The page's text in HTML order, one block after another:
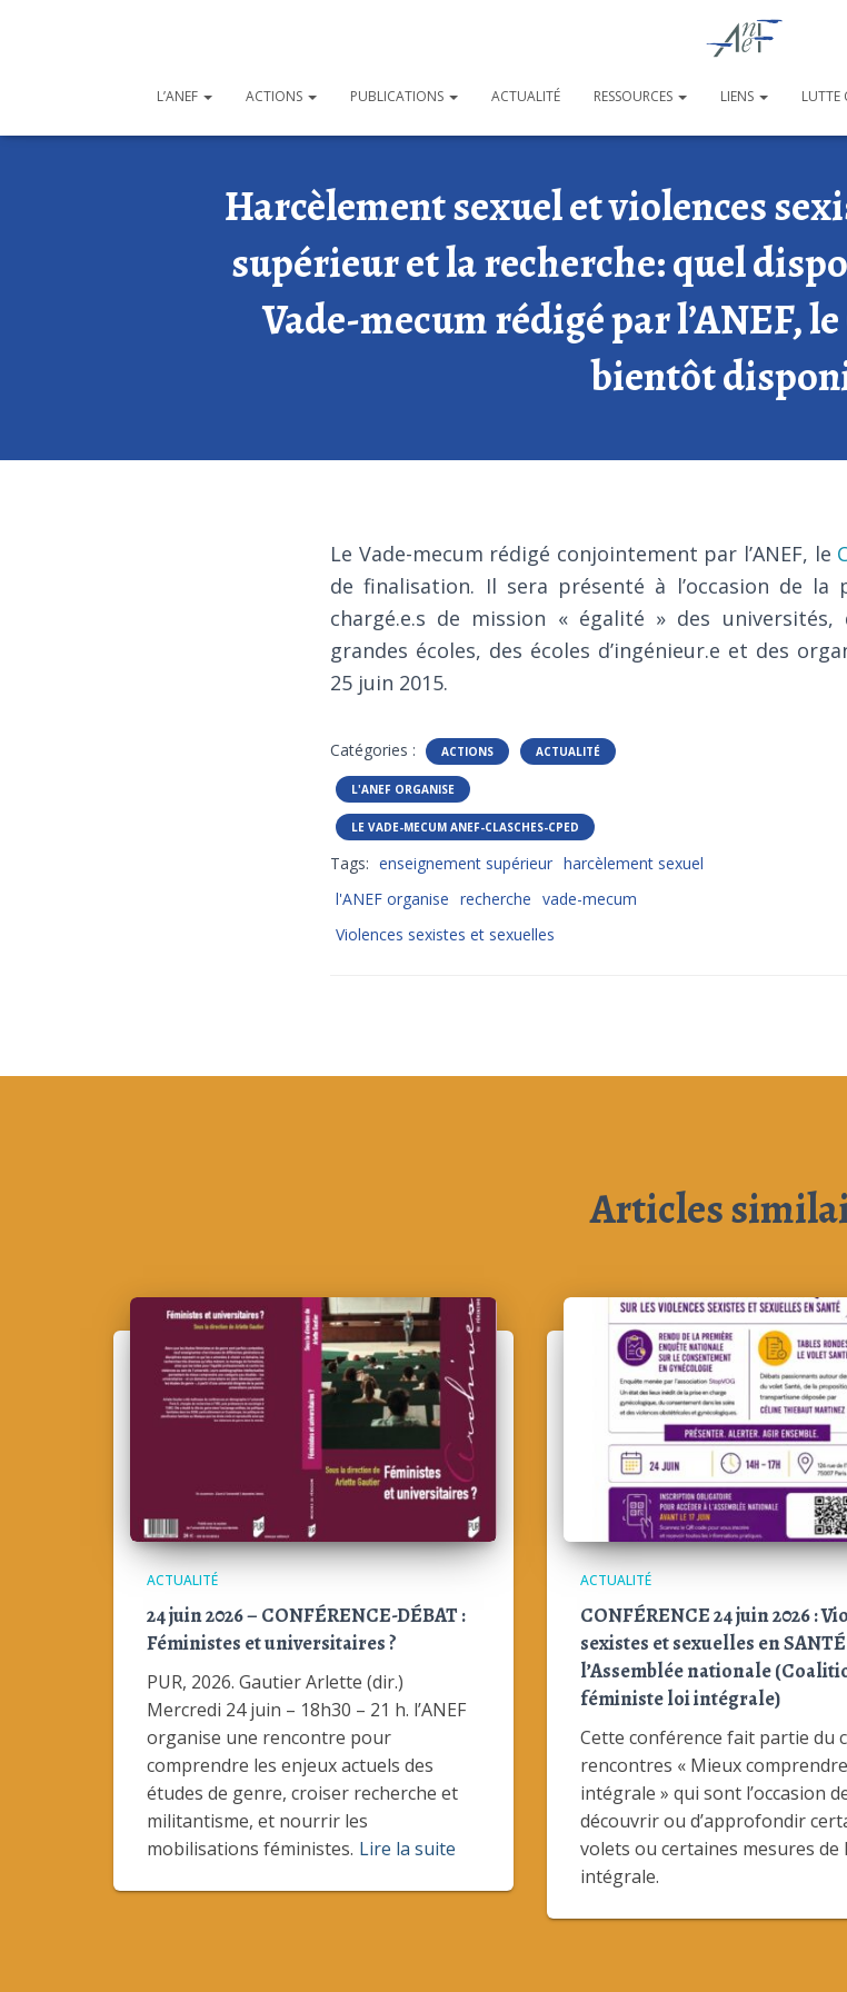
L’ANEF ACTIONS PUBLICATIONS ACTUALITÉ RESSOURCES LIENS LUTTE
Harcèlement sexuel et violences
supérieur et la recherche: quel
Vade-mecum rédigé par l’ANEF,
bientôt
Le Vade-mecum rédigé conjointement par l’ANEF, le
de finalisation. Il sera présenté à l’occasion de la
chargé.e.s de mission « égalité » des
grandes écoles, des écoles d’ingénieur.e et des
25 juin 2015.
Catégories : ACTIONS ACTUALITÉ
L'ANEF ORGANISE
LE VADE-MECUM ANEF-CLASCHES-CPED
Tags: enseignement supérieur harcèlement sexuel
l'ANEF organise recherche vade-mecum
Violences sexistes et sexuelles
Articles
ACTUALITÉ
24 juin 2026 – CONFÉRENCE-DÉBAT :
Féministes et universitaires ?
PUR, 2026. Gautier Arlette (dir.)
Mercredi 24 juin – 18h30 – 21 h. l’ANEF
organise une rencontre pour
comprendre les enjeux actuels des
études de genre, croiser recherche et
militantisme, et nourrir les
mobilisations féministes. Lire la suite
ACTUALITÉ
CONFÉRENCE 24 juin 2026 :
sexistes et sexuelles en
l’Assemblée nationale
féministe loi intégrale)
Cette conférence fait partie du
rencontres « Mieux
intégrale » qui sont l’occasion
découvrir ou d’approfondir
volets ou certaines mesures de
intégrale.